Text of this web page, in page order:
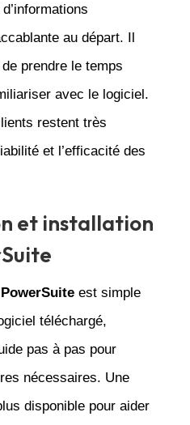
au départ. Il
prendre le temps
avec le logiciel.
restent très
et l’efficacité des
et installation
est simple
téléchargé,
pas à pas pour
nécessaires. Une
disponible pour aider